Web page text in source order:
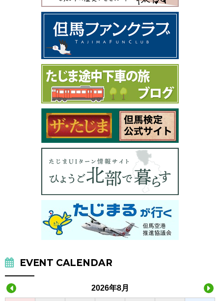
EVENT CALENDAR
2026年8月